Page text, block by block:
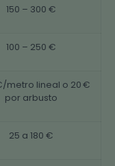
150 – 300 €
100 – 250 €
metro lineal o 20 €
por arbusto
25 a 180 €